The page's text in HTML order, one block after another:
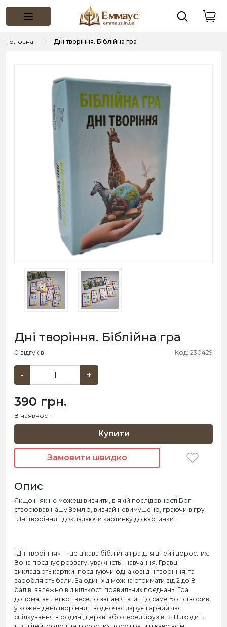
Головна Дні творіння. Біблійна гра
Дні творіння. Біблійна гра
0 відгуків Код: 230429
- +
390 грн.
В наявності
Купити
Замовити швидко
Опис
Якщо ніяк не можеш вивчити, в якій послідовності Бог
створював нашу Землю, вивчай невимушено, граючи в гру
"Дні творіння", докладаючи картинку до картинки.
"Дні творіння» — це цікава біблійна гра для дітей і дорослих.
Вона поєднує розвагу, уважність і навчання. Гравці
викладають картки, поєднуючи однакові дні творіння, та
заробляють бали. За один хід можна отримати від 2 до 8
балів, залежно від кількості правильних поєднань. Гра
допомагає легко і весело запам’ятати, що саме Бог створив
у кожен день творіння, і водночас дарує гарний час
спілкування в родині, церкві або серед друзів. ✨ Підходить